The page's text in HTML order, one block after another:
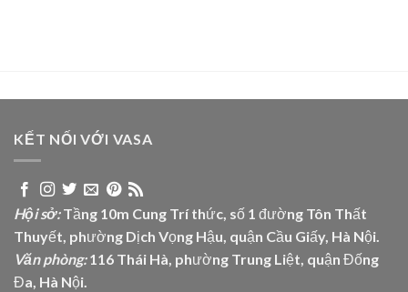
KẾT NỐI VỚI VASA
Hội sở:Tầng 10m Cung Trí thức, số 1 đường Tôn Thất
Thuyết, phường Dịch Vọng Hậu, quận Cầu Giấy, Hà Nội.
Văn phòng:116 Thái Hà, phường Trung Liệt, quận Đống
Đa, Hà Nội.